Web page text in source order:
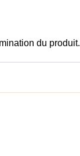
du produit.